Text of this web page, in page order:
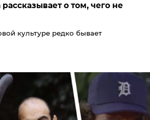
о том, чего не
культуре редко бывает